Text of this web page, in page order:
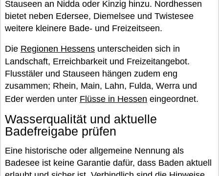
Stauseen an Nidda oder Kinzig hinzu. Nordhessen
bietet neben Edersee, Diemelsee und Twistesee
weitere kleinere Bade- und Freizeitseen.
Die Regionen Hessens unterscheiden sich in
Landschaft, Erreichbarkeit und Freizeitangebot.
Flusstäler und Stauseen hängen zudem eng
zusammen; Rhein, Main, Lahn, Fulda, Werra und
Eder werden unter Flüsse in Hessen eingeordnet.
Wasserqualität und aktuelle
Badefreigabe prüfen
Eine historische oder allgemeine Nennung als
Badesee ist keine Garantie dafür, dass Baden aktuell